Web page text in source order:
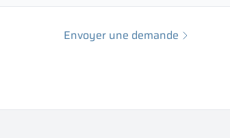
Envoyer une demande